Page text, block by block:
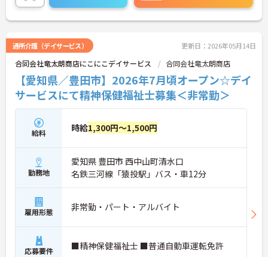
通所介護（デイサービス） 更新日：2026年05月14日
合同会社竜太朗商店にこにこデイサービス 合同会社竜太朗商店
【愛知県／豊田市】2026年7月頃オープン☆デイ
サービスにて精神保健福祉士募集＜非常勤＞
給料 時給1,300円～1,500円
勤務地
愛知県 豊田市 西中山町清水口
名鉄三河線「猿投駅」バス・車12分
雇用形態 非常勤・パート・アルバイト
応募要件 ■精神保健福祉士 ■普通自動車運転免許